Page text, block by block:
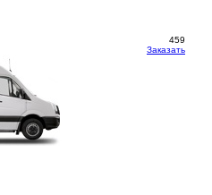
459
Заказать